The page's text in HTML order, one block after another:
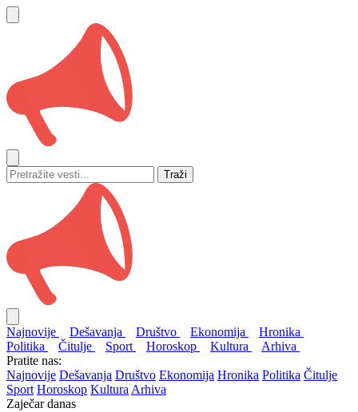
Traži
Najnovije Dešavanja Društvo Ekonomija
Hronika
Politika
Čitulje Sport Horoskop Kultura
Arhiva
Pratite nas:
Najnovije Dešavanja Društvo Ekonomija Hronika Politika Čitulje
Sport Horoskop Kultura Arhiva
Zaječar danas